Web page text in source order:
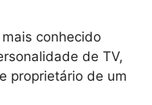
conhecido
de TV,
proprietário de um